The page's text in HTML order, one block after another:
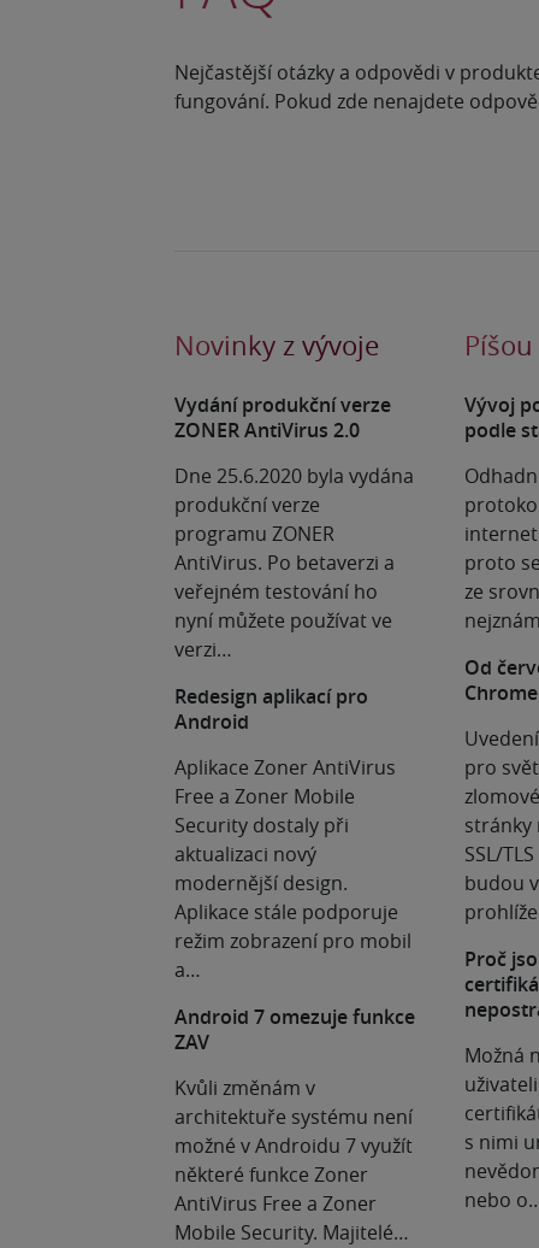
Nejčastější otázky a odpovědi v
fungování. Pokud zde nenajdete
Novinky z vývoje
Vydání produkční verze
ZONER AntiVirus 2.0
Dne 25.6.2020 byla vydána
produkční verze
programu ZONER
AntiVirus. Po betaverzi a
veřejném testování ho
nyní můžete používat ve
verzi…
Redesign aplikací pro
Android
Aplikace Zoner AntiVirus
Free a Zoner Mobile
Security dostaly při
aktualizaci nový
modernější design.
Aplikace stále podporuje
režim zobrazení pro mobil
a…
Android 7 omezuje funkce
ZAV
Kvůli změnám v
architektuře systému není
možné v Androidu 7 využít
některé funkce Zoner
AntiVirus Free a Zoner
Mobile Security. Majitelé…
Vývoj
podle
proto
ze
Od
pro
stránky
SSL/
budou
Proč
Možná
s nimi
nebo